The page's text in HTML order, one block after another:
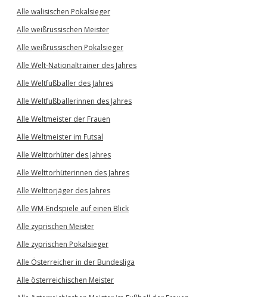
Alle walisischen Pokalsieger
Alle weißrussischen Meister
Alle weißrussischen Pokalsieger
Alle Welt-Nationaltrainer des Jahres
Alle Weltfußballer des Jahres
Alle Weltfußballerinnen des Jahres
Alle Weltmeister der Frauen
Alle Weltmeister im Futsal
Alle Welttorhüter des Jahres
Alle Welttorhüterinnen des Jahres
Alle Welttorjäger des Jahres
Alle WM-Endspiele auf einen Blick
Alle zyprischen Meister
Alle zyprischen Pokalsieger
Alle Österreicher in der Bundesliga
Alle österreichischen Meister